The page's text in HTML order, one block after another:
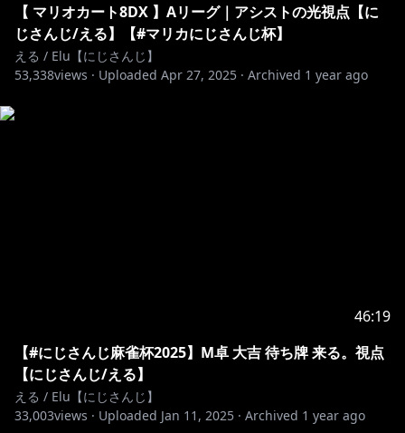
・メンバーバッジイラスト 礫粉さん(@rekicon_)
・メンバー絵文字イラスト 茶器。さん
(@chakichakichaki)、ぶんぶんさん(@bn__bn_)
・スパチャ、メンバー加入表示イラスト 礫粉さん
【 マリオカート8DX 】Aリーグ｜アシストの光視点【に
じさんじ/える】【#マリカにじさんじ杯】
える / Elu【にじさんじ】
53,338views · Uploaded Apr 27, 2025 · Archived 1 year ago
46:19
【#にじさんじ麻雀杯2025】M卓 大吉 待ち牌 来る。視点
【にじさんじ/える】
える / Elu【にじさんじ】
33,003views · Uploaded Jan 11, 2025 · Archived 1 year ago